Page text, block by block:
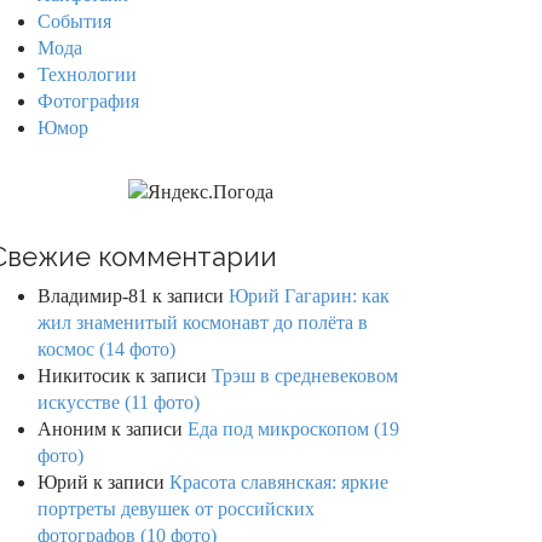
События
Мода
Технологии
Фотография
Юмор
комментарии
Владимир-81 к записи Юрий Гагарин: как
жил знаменитый космонавт до полёта в
космос (14 фото)
Никитосик к записи Трэш в средневековом
искусстве (11 фото)
Аноним к записи Еда под микроскопом (19
фото)
Юрий к записи Красота славянская: яркие
портреты девушек от российских
фотографов (10 фото)